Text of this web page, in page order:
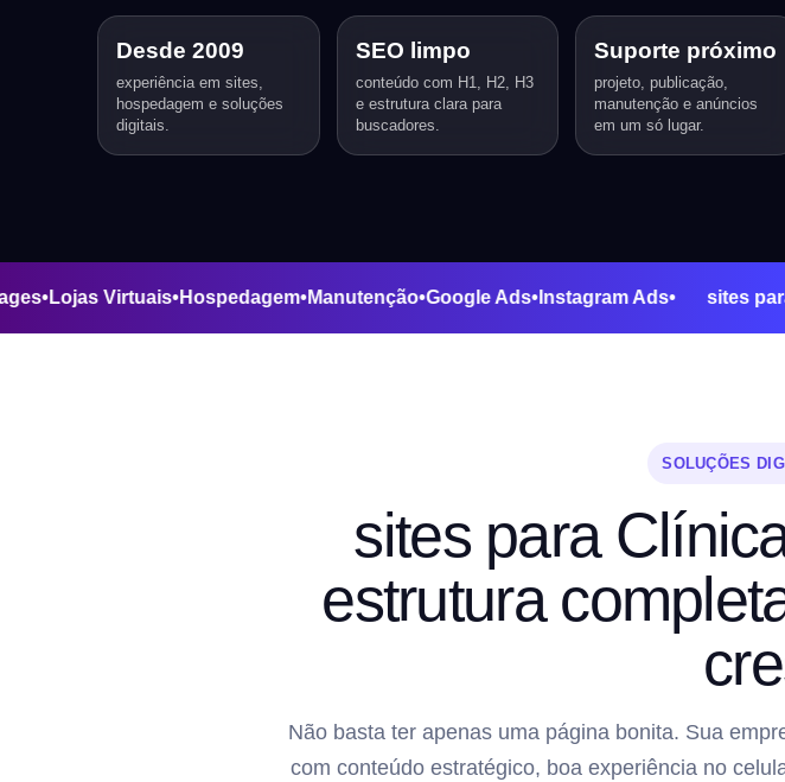
Desde 2009
experiência em sites,
hospedagem e soluções
digitais.
SEO limpo
conteúdo com H1, H2, H3
e estrutura clara para
buscadores.
Suporte próximo
projeto, publicação,
manutenção e anúncios
em um só lugar.
Pages•Lojas Virtuais•Hospedagem•Manutenção•Google Ads•Instagram Ads•
SOLUÇÕES
sites para
estrutura
Não basta ter apenas uma página bonita. Sua
com conteúdo estratégico, boa experiência no